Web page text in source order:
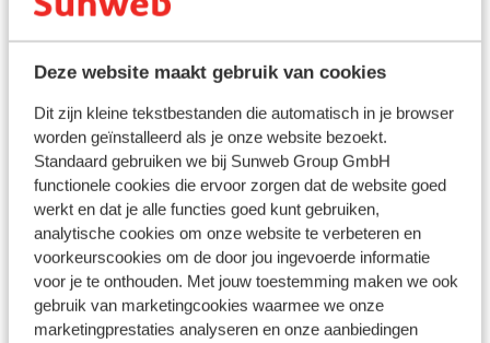
Deze website maakt gebruik van cookies
Dit zijn kleine tekstbestanden die automatisch in je browser
worden geïnstalleerd als je onze website bezoekt.
Standaard gebruiken we bij Sunweb Group GmbH
functionele cookies die ervoor zorgen dat de website goed
werkt en dat je alle functies goed kunt gebruiken,
analytische cookies om onze website te verbeteren en
voorkeurscookies om de door jou ingevoerde informatie
voor je te onthouden. Met jouw toestemming maken we ook
gebruik van marketingcookies waarmee we onze
marketingprestaties analyseren en onze aanbiedingen
7.6 Goed
Villa Galati Resort
Mascali Sicilië Italië
Vlak bij het strand
Moderne, ruime appartementen
Mooie en rustige omgeving
Gelegen in het gezellige Mascali
Di 15 Sep. - Zo 20 Sep.
Logies 2pers.
vanaf prijs p.p.
€ 406